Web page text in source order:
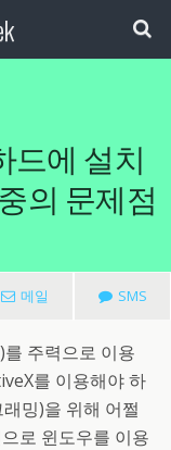
드에 설치
의 문제점
메일 SMS
주력으로 이용
를 이용해야 하
밍)을 위해 어쩔
로 윈도우를 이용